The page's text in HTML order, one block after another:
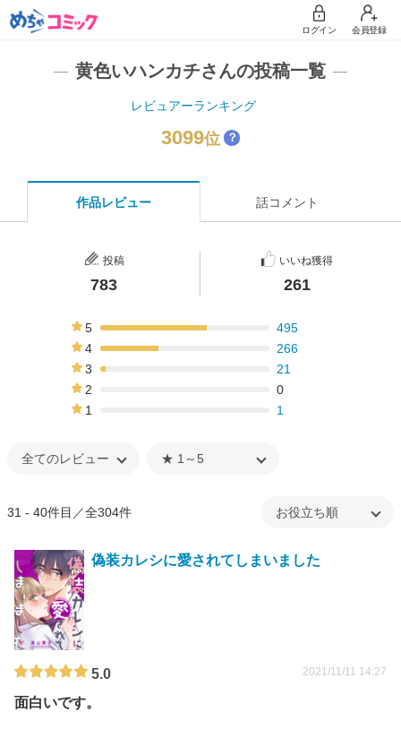
ログイン 会員登録
黄色いハンカチさんの投稿一覧
レビュアーランキング
3099位 ？
作品レビュー 話コメント
投稿
783
いいね獲得
261
5
495
4
266
3
21
2
0
1
1
31 - 40件目／全304件
偽装カレシに愛されてしまいました
5.0 2021/11/11 14:27
面白いです。